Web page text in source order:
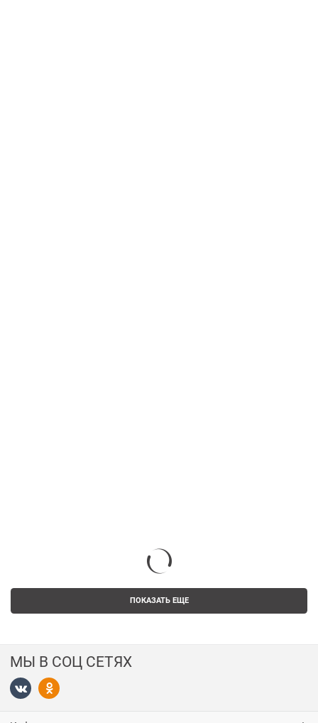
ПОКАЗАТЬ ЕЩЕ
МЫ В СОЦ СЕТЯХ